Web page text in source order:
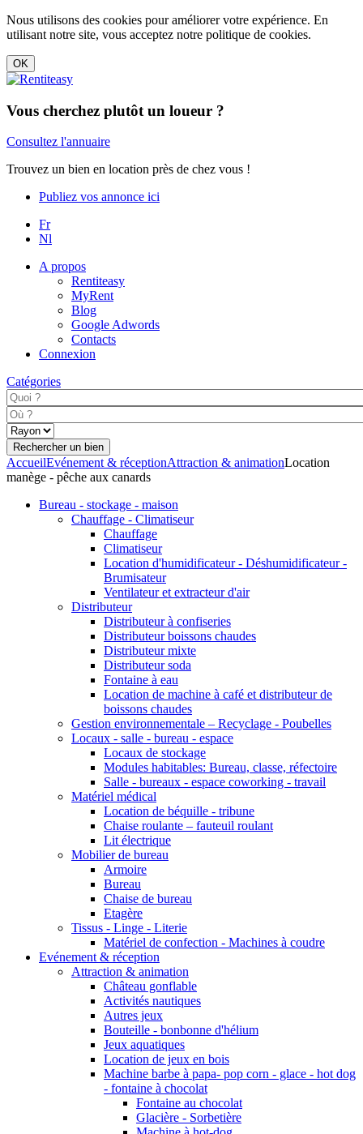
Nous utilisons des cookies pour améliorer votre expérience. En
utilisant notre site, vous acceptez notre politique de cookies.
Vous cherchez plutôt un loueur ?
Consultez l'annuaire
Trouvez un bien en location près de chez vous !
Publiez vos annonce ici
Fr
Nl
A propos
Rentiteasy
MyRent
Blog
Google Adwords
Contacts
Connexion
Catégories
AccueilEvénement & réceptionAttraction & animationLocation
manège - pêche aux canards
Bureau - stockage - maison
Chauffage - Climatiseur
Chauffage
Climatiseur
Location d'humidificateur - Déshumidificateur -
Brumisateur
Ventilateur et extracteur d'air
Distributeur
Distributeur à confiseries
Distributeur boissons chaudes
Distributeur mixte
Distributeur soda
Fontaine à eau
Location de machine à café et distributeur de
boissons chaudes
Gestion environnementale – Recyclage - Poubelles
Locaux - salle - bureau - espace
Locaux de stockage
Modules habitables: Bureau, classe, réfectoire
Salle - bureaux - espace coworking - travail
Matériel médical
Location de béquille - tribune
Chaise roulante – fauteuil roulant
Lit électrique
Mobilier de bureau
Armoire
Bureau
Chaise de bureau
Etagère
Tissus - Linge - Literie
Matériel de confection - Machines à coudre
Evénement & réception
Attraction & animation
Château gonflable
Activités nautiques
Autres jeux
Bouteille - bonbonne d'hélium
Jeux aquatiques
Location de jeux en bois
Machine barbe à papa- pop corn - glace - hot dog
- fontaine à chocolat
Fontaine au chocolat
Glacière - Sorbetière